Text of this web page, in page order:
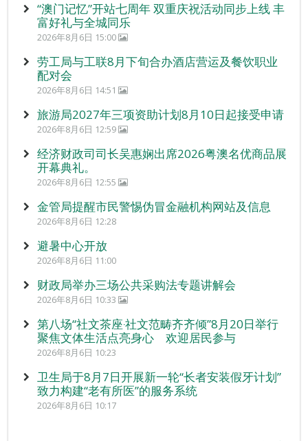
“澳门记忆”开站七周年 双重庆祝活动同步上线 丰
富好礼与全城同乐
2026年8月6日 15:00
劳工局与工联8月下旬合办酒店营运及餐饮职业
配对会
2026年8月6日 14:51
旅游局2027年三项资助计划8月10日起接受申请
2026年8月6日 12:59
经济财政司司长吴惠娴出席2026粤澳名优商品展
开幕典礼。
2026年8月6日 12:55
金管局提醒市民警惕伪冒金融机构网站及信息
2026年8月6日 12:28
避暑中心开放
2026年8月6日 11:00
财政局举办三场公共采购法专题讲解会
2026年8月6日 10:33
第八场“社文茶座‧社文范畴齐齐倾”8月20日举行
聚焦文体生活点亮身心 欢迎居民参与
2026年8月6日 10:23
卫生局于8月7日开展新一轮“长者安装假牙计划”
致力构建“老有所医”的服务系统
2026年8月6日 10:17